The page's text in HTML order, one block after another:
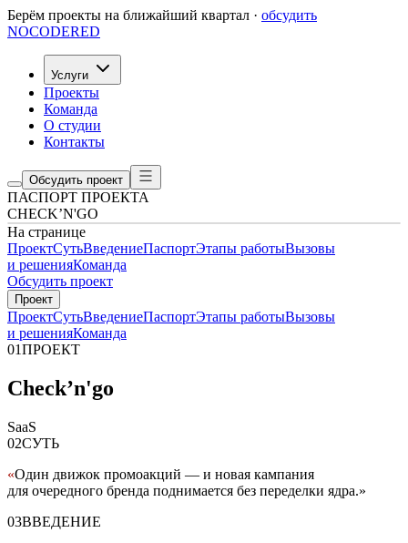
Берём проекты на ближайший квартал · обсудить
NOCODERED
Услуги
Проекты
Команда
О студии
Контакты
Обсудить проект
ПАСПОРТ ПРОЕКТА
CHECK’N'GO
На странице
ПроектСутьВведениеПаспортЭтапы работыВызовы
и решенияКоманда
Обсудить проект
Проект
ПроектСутьВведениеПаспортЭтапы работыВызовы
и решенияКоманда
01ПРОЕКТ
Check’n'go
SaaS
02СУТЬ
«Один движок промоакций — и новая кампания
для очередного бренда поднимается без переделки ядра.»
03ВВЕДЕНИЕ